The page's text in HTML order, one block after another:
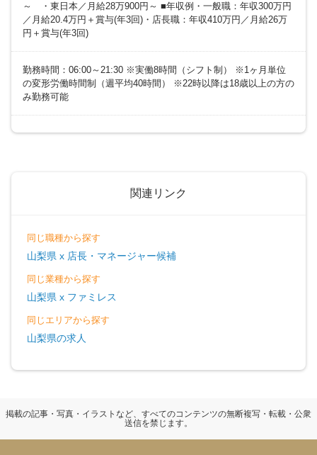
～ ・東日本／月給28万900円～ ■年収例・一般職：年収300万円
／月給20.4万円＋賞与(年3回)・店長職：年収410万円／月給26万
円＋賞与(年3回)
勤務時間：06:00～21:30 ※実働8時間（シフト制） ※1ヶ月単位
の変形労働時間制（週平均40時間） ※22時以降は18歳以上の方の
み勤務可能
関連リンク
同じ職種から探す
山梨県 x 店長・マネージャー候補
同じ業種から探す
山梨県 x ファミレス
同じエリアから探す
山梨県の求人
掲載の記事・写真・イラストなど、すべてのコンテンツの無断複写・転載・公衆
送信を禁じます。